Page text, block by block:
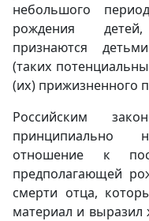
небольшого
рождения
признаются
(таких
(их) прижизненного
Российским
принципиально
отношение к
предполагающей
смерти отца,
материал и